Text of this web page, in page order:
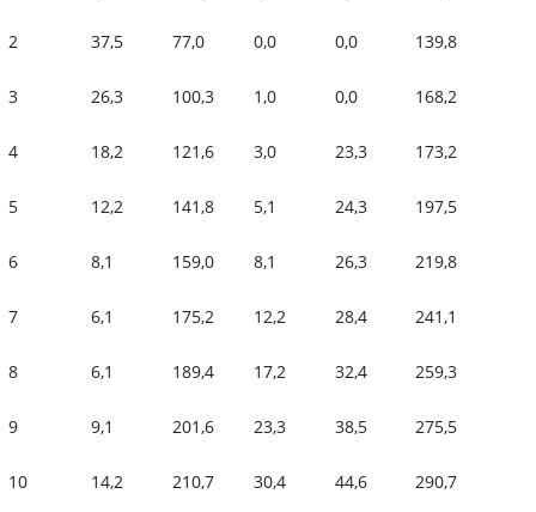
2 37,5 77,0 0,0 0,0 139,8
3 26,3 100,3 1,0 0,0 168,2
4 18,2 121,6 3,0 23,3 173,2
5 12,2 141,8 5,1 24,3 197,5
6 8,1 159,0 8,1 26,3 219,8
7 6,1 175,2 12,2 28,4 241,1
8 6,1 189,4 17,2 32,4 259,3
9 9,1 201,6 23,3 38,5 275,5
10 14,2 210,7 30,4 44,6 290,7